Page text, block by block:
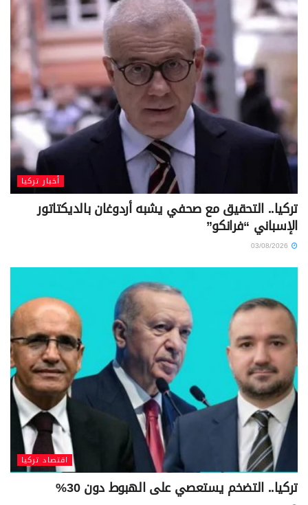
أخبار تركيا
تركيا.. التحقيق مع صحفي يشبه أردوغان بالديكتاتور
الإسباني “فرانكو”
03/08/2026
اقتصاد تركيا
تركيا.. التضخم يستعصي على الهبوط دون 30%